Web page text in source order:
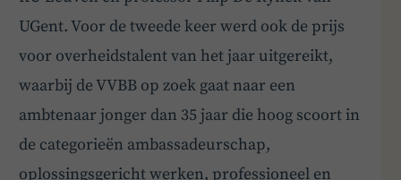
UGent. Voor de tweede keer werd ook de prijs
voor overheidstalent van het jaar uitgereikt,
waarbij de VVBB op zoek gaat naar een
ambtenaar jonger dan 35 jaar die hoog scoort in
de categorieën ambassadeurschap,
oplossingsgericht werken, professioneel en